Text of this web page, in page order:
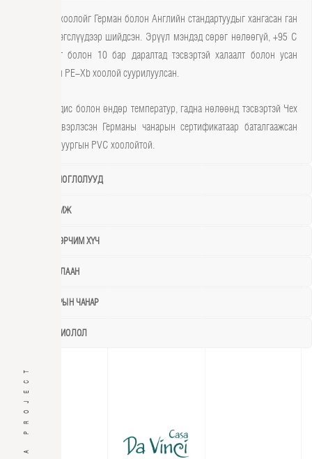
VILLA PROJECT
Бүх шугам хоолойг Герман болон Английн стандартуудыг хангасан ган
холбох хэрэгслүүдээр шийдсэн. Эрүүл мэндэд сөрөг нөлөөгүй, +95 C
температурт болон 10 бар даралтад тэсвэртэй халаалт болон усан
хангамжийн PE-Xb хоолой суурилуулсан.
Химийн бодис болон өндөр температур, гадна нөлөөнд тэсвэртэй Чех
улсад үйлдвэрлэсэн Германы чанарын сертификатаар баталгаажсан
ариутгах татуургын PVC хоолойтой.
АЦӨ НИЙ ТОНОГЛОЛУУД
УСАН ХАНГАМЖ
ЦАХИЛГААН ЭРЧИМ ХҮЧ
ХАЛААЛТ ДУЛААН
ДОТОР АГААРЫН ЧАНАР
ХОЛБОО ДОХИОЛОЛ